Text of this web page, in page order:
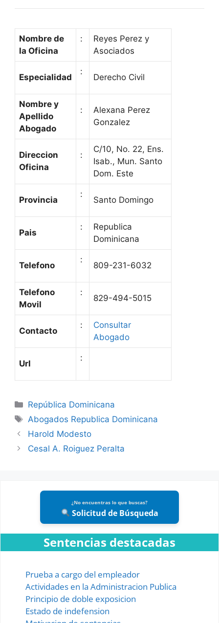
Nombre de
la Oficina
:
Reyes Perez y
Asociados
Especialidad
:
Derecho Civil
Nombre y
Apellido
Abogado
:
Alexana Perez
Gonzalez
Direccion
Oficina
:
C/10, No. 22, Ens.
Isab., Mun. Santo
Dom. Este
Provincia
:
Santo Domingo
Pais
:
Republica
Dominicana
Telefono
:
809-231-6032
Telefono
Movil
:
829-494-5015
Contacto
:
Consultar
Abogado
Url
:
Categories
República Dominicana
Tags
Abogados Republica Dominicana
Harold Modesto
Cesal A. Roiguez Peralta
¿No encuentras lo que buscas?
Solicitud de Búsqueda
Sentencias destacadas
Prueba a cargo del empleador
Actividades en la Administracion Publica
Principio de doble exposicion
Estado de indefension